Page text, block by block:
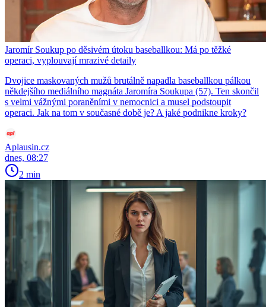
Jaromír Soukup po děsivém útoku baseballkou: Má po těžké
operaci, vyplouvají mrazivé detaily
Dvojice maskovaných mužů brutálně napadla baseballkou pálkou
někdejšího mediálního magnáta Jaromíra Soukupa (57). Ten skončil
s velmi vážnými poraněními v nemocnici a musel podstoupit
operaci. Jak na tom v současné době je? A jaké podnikne kroky?
Aplausin.cz
dnes, 08:27
2 min